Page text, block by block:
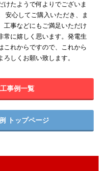
けたようで何よりでございま
安心してご購入いただき、ま
工事などにもご満足いただけ
常に嬉しく思います。発電生
これからですので、これから
ろしくお願い致します。
事例一覧
トップページ